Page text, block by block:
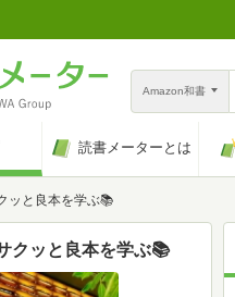
Amazon和書
読書メーターとは
ッと良本を学ぶ📚
クッと良本を学ぶ📚